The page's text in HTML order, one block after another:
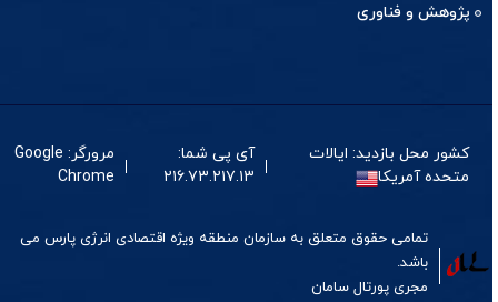
پژوهش و فناوری
کشور محل بازدید: ایالات
متحده آمریکا
آی پی شما:
۲۱۶.۷۳.۲۱۷.۱۳
مرورگر: Google
Chrome
تمامی حقوق متعلق به سازمان منطقه ویژه اقتصادی انرژی پارس می
باشد.
مجری پورتال سامان